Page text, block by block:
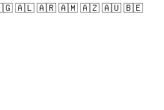
🇦🇱 🇦🇷 🇦🇲 🇦🇿 🇦🇺 🇧🇪